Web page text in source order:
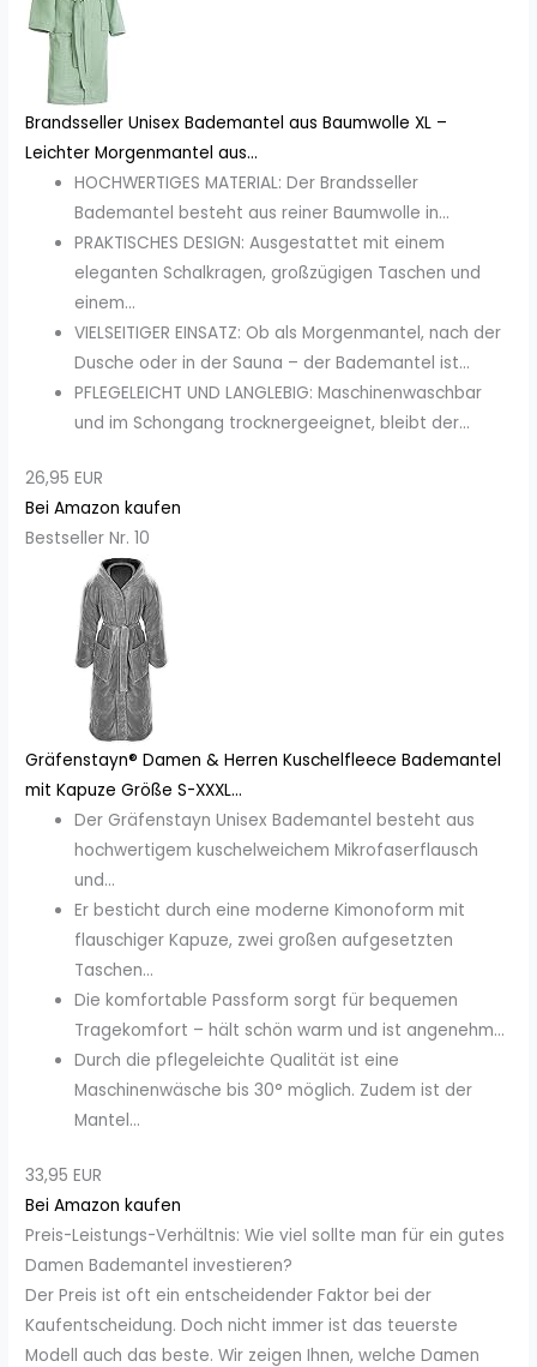
Brandsseller Unisex Bademantel aus Baumwolle XL –
Leichter Morgenmantel aus...
HOCHWERTIGES MATERIAL: Der Brandsseller
Bademantel besteht aus reiner Baumwolle in...
PRAKTISCHES DESIGN: Ausgestattet mit einem
eleganten Schalkragen, großzügigen Taschen und
einem...
VIELSEITIGER EINSATZ: Ob als Morgenmantel, nach der
Dusche oder in der Sauna – der Bademantel ist...
PFLEGELEICHT UND LANGLEBIG: Maschinenwaschbar
und im Schongang trocknergeeignet, bleibt der...
26,95 EUR
Bei Amazon kaufen
Bestseller Nr. 10
Gräfenstayn® Damen & Herren Kuschelfleece Bademantel
mit Kapuze Größe S-XXXL...
Der Gräfenstayn Unisex Bademantel besteht aus
hochwertigem kuschelweichem Mikrofaserflausch
und...
Er besticht durch eine moderne Kimonoform mit
flauschiger Kapuze, zwei großen aufgesetzten
Taschen...
Die komfortable Passform sorgt für bequemen
Tragekomfort – hält schön warm und ist angenehm...
Durch die pflegeleichte Qualität ist eine
Maschinenwäsche bis 30° möglich. Zudem ist der
Mantel...
33,95 EUR
Bei Amazon kaufen
Preis-Leistungs-Verhältnis: Wie viel sollte man für ein gutes
Damen Bademantel investieren?
Der Preis ist oft ein entscheidender Faktor bei der
Kaufentscheidung. Doch nicht immer ist das teuerste
Modell auch das beste. Wir zeigen Ihnen, welche Damen